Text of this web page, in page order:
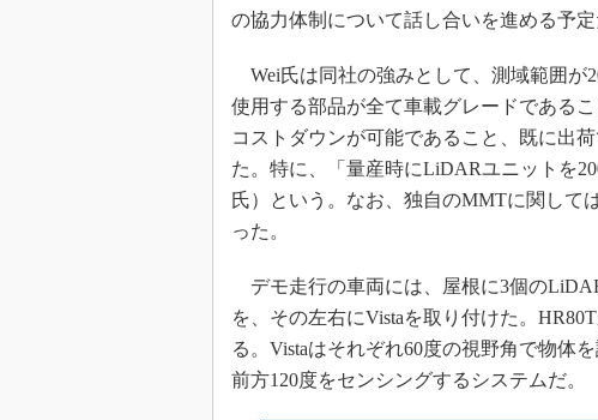
の協力体制について話し合いを進める予定
Wei氏は同社の強みとして、測域範囲が
使用する部品が全て車載グレードである
コストダウンが可能であること、既に出
た。特に、「量産時にLiDARユニットを
氏）という。なお、独自のMMTに関して
った。
デモ走行の車両には、屋根に3個の
を、その左右にVistaを取り付けた。
る。Vistaはそれぞれ60度の視野角で物体
前方120度をセンシングするシステムだ。